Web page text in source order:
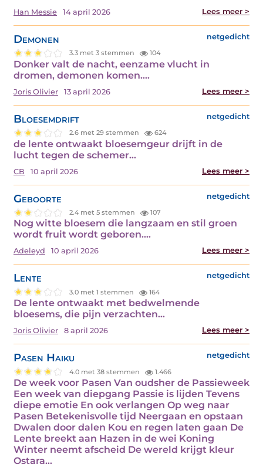
Han Messie 14 april 2026 Lees meer >
Demonen netgedicht
3.3 met 3 stemmen 104
Donker valt de nacht, eenzame vlucht in
dromen, demonen komen.…
Joris Olivier 13 april 2026 Lees meer >
Bloesemdrift netgedicht
2.6 met 29 stemmen 624
de lente ontwaakt bloesemgeur drijft in de
lucht tegen de schemer…
CB 10 april 2026 Lees meer >
Geboorte netgedicht
2.4 met 5 stemmen 107
Nog witte bloesem die langzaam en stil groen
wordt fruit wordt geboren.…
Adeleyd 10 april 2026 Lees meer >
Lente netgedicht
3.0 met 1 stemmen 164
De lente ontwaakt met bedwelmende
bloesems, die pijn verzachten…
Joris Olivier 8 april 2026 Lees meer >
Pasen Haiku netgedicht
4.0 met 38 stemmen 1.466
De week voor Pasen Van oudsher de Passieweek
Een week van diepgang Passie is lijden Tevens
diepe emotie En ook verlangen Op weg naar
Pasen Betekenisvolle tijd Neergaan en opstaan
Dwalen door dalen Kou en regen laten gaan De
Lente breekt aan Hazen in de wei Koning
Winter neemt afscheid De wereld krijgt kleur
Ostara…